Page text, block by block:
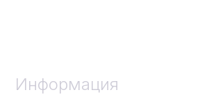
Информация